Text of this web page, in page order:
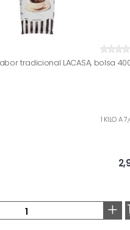
tradicional LACASA, bolsa
1 KILO A
+